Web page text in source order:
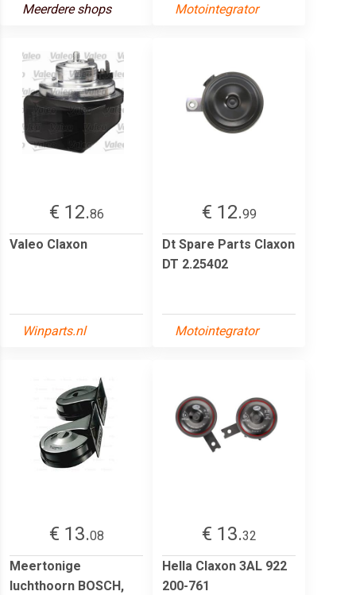
Meerdere shops Motointegrator
€ 12.86
Valeo Claxon
Winparts.nl
€ 12.99
Dt Spare Parts Claxon
DT 2.25402
Motointegrator
€ 13.08
Meertonige
luchthoorn BOSCH,
€ 13.32
Hella Claxon 3AL 922
200-761